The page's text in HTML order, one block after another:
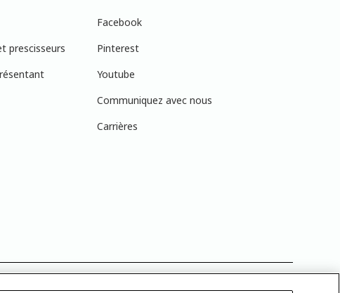
prescisseurs
Facebook
Pinterest
Youtube
Communiquez avec nous
Carrières